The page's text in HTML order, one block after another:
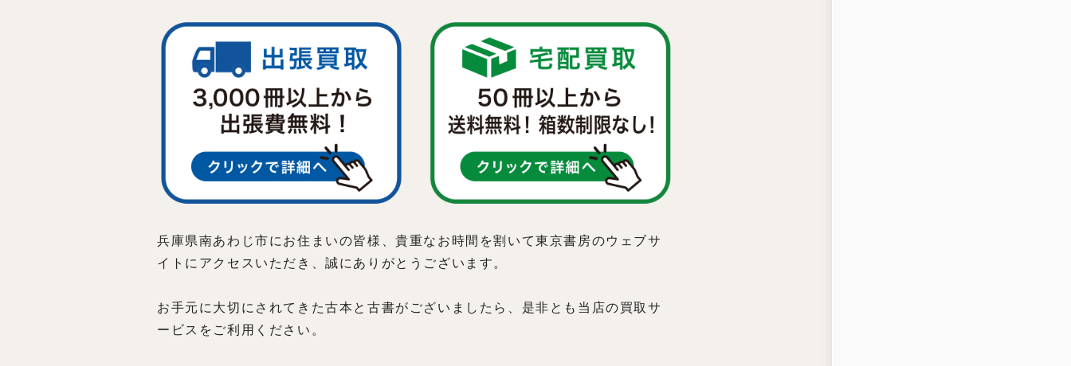
兵庫県南あわじ市にお住まいの皆様、貴重なお時間を割いて東京書房のウェブサ
イトにアクセスいただき、誠にありがとうございます。
お手元に大切にされてきた古本と古書がございましたら、是非とも当店の買取サ
ービスをご利用ください。